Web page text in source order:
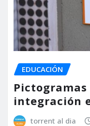
EDUCACIÓN
integración
torrent al dia